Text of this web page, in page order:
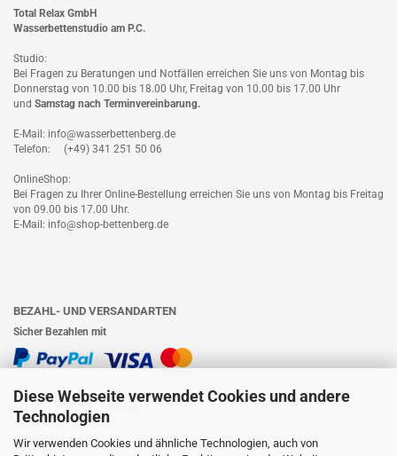
Diese Webseite verwendet Cookies und andere
Technologien
Wir verwenden Cookies und ähnliche Technologien, auch von
Total Relax GmbH
Wasserbettenstudio am P.C.
Studio:
Bei Fragen zu Beratungen und Notfällen erreichen Sie uns von Montag bis
Donnerstag von 10.00 bis 18.00 Uhr, Freitag von 10.00 bis 17.00 Uhr
und Samstag nach Terminvereinbarung.
E-Mail: info@wasserbettenberg.de
Telefon: (+49) 341 251 50 06
OnlineShop:
Bei Fragen zu Ihrer Online-Bestellung erreichen Sie uns von Montag bis Freitag
von 09.00 bis 17.00 Uhr.
E-Mail: info@shop-bettenberg.de
BEZAHL- UND VERSANDARTEN
Sicher Bezahlen mit
Wir versenden mit